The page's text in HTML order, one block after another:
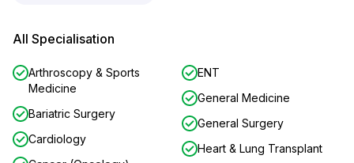
All Specialisation
Arthroscopy & Sports
Medicine
Bariatric Surgery
Cardiology
ENT
General Medicine
General Surgery
Heart & Lung Transplant